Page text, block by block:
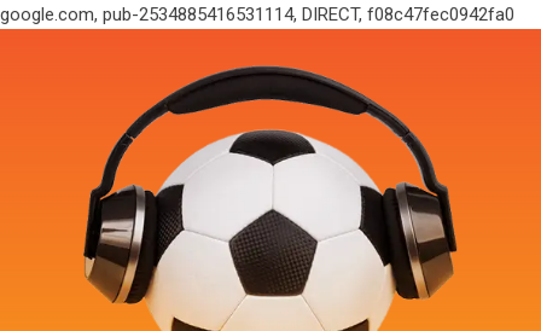
google.com, pub-2534885416531114, DIRECT, f08c47fec0942fa0